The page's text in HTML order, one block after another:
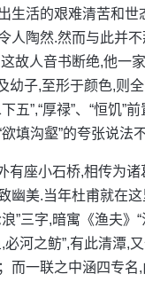
生活的艰难清苦和
人陶然.然而与此并
故人音书断绝,他一
幼子,至形于颜色,则
五”,“厚禄”、“恒饥”
填沟壑”的夸张说法
有座小石桥,相传为诸
幽美.当年杜甫就在
”三字,暗寓《渔夫》
河之鲂”,有此清潭,
而一联之中涵四专